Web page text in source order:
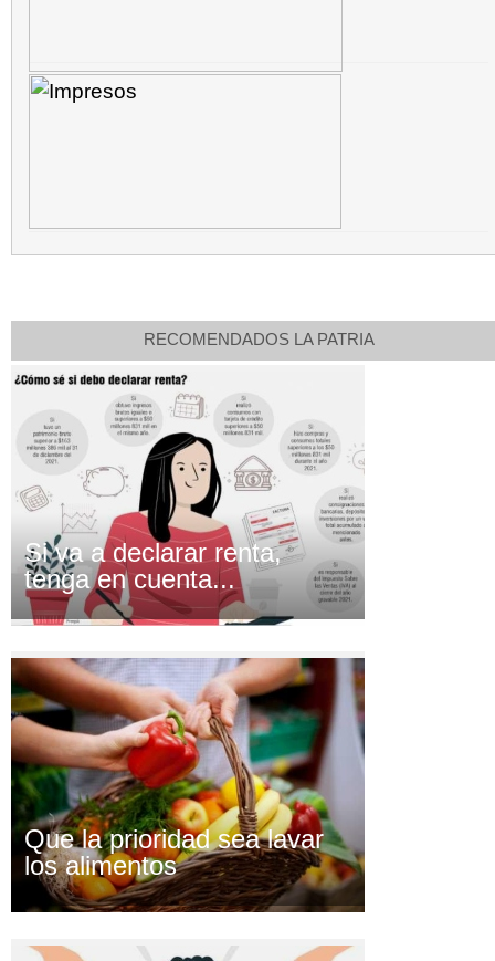
RECOMENDADOS LA PATRIA
Si va a declarar renta,
tenga en cuenta...
Que la prioridad sea lavar
los alimentos